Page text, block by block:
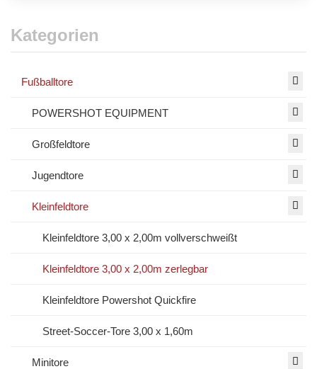
Kategorien
Fußballtore
POWERSHOT EQUIPMENT
Großfeldtore
Jugendtore
Kleinfeldtore
Kleinfeldtore 3,00 x 2,00m vollverschweißt
Kleinfeldtore 3,00 x 2,00m zerlegbar
Kleinfeldtore Powershot Quickfire
Street-Soccer-Tore 3,00 x 1,60m
Minitore